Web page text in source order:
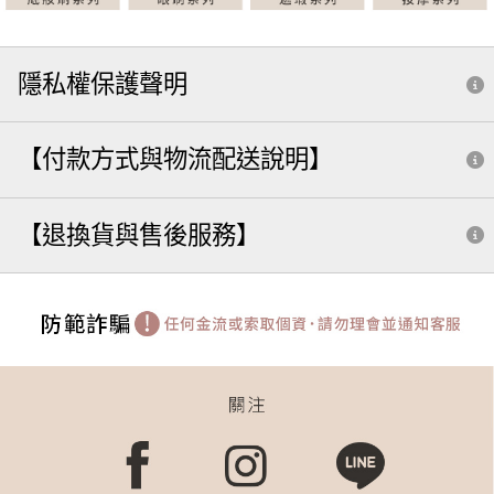
隱私權保護聲明
【付款方式與物流配送說明】
【退換貨與售後服務】